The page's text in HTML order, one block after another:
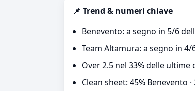
📌 Trend & numeri chiave
Benevento: a segno in 5/6
Team Altamura: a segno in
Over 2.5 nel 33% delle ultime
Clean sheet: 45% Benevento